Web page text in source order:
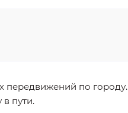
передвижений по городу.
пути.